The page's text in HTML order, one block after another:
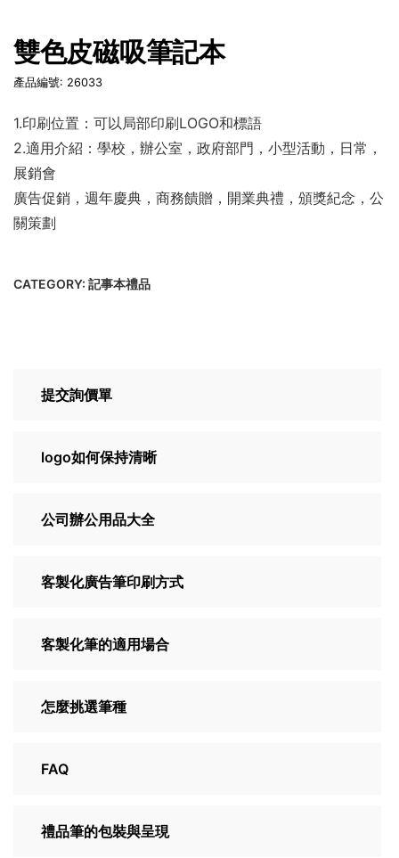
雙色皮磁吸筆記本
產品編號: 26033
1.印刷位置：可以局部印刷LOGO和標語
2.適用介紹：學校，辦公室，政府部門，小型活動，日常，
展銷會
廣告促銷，週年慶典，商務饋贈，開業典禮，頒獎紀念，公
關策劃
CATEGORY: 記事本禮品
提交詢價單
logo如何保持清晰
公司辦公用品大全
客製化廣告筆印刷方式
客製化筆的適用場合
怎麼挑選筆種
FAQ
禮品筆的包裝與呈現